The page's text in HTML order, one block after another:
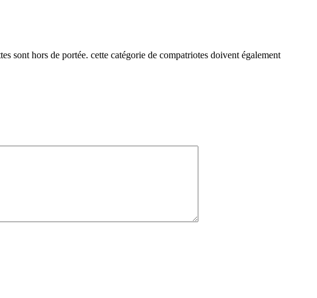
sont hors de portée. cette catégorie de compatriotes doivent également